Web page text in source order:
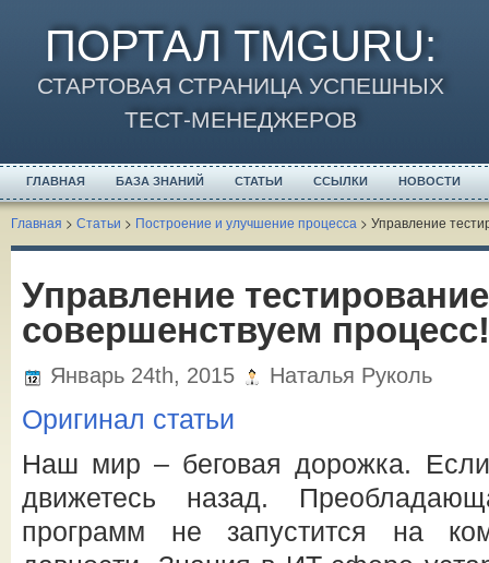
ПОРТАЛ TMGURU:
СТАРТОВАЯ СТРАНИЦА УСПЕШНЫХ
ТЕСТ-МЕНЕДЖЕРОВ
ГЛАВНАЯ БАЗА ЗНАНИЙ СТАТЬИ ССЫЛКИ НОВОСТИ
Главная > Статьи > Построение и улучшение процесса > Управление
Управление
совершенствуем процесс!
Январь 24th, 2015 Наталья Руколь
Оригинал статьи
Наш мир – беговая дорожка.
движетесь назад.
программ не запустится на